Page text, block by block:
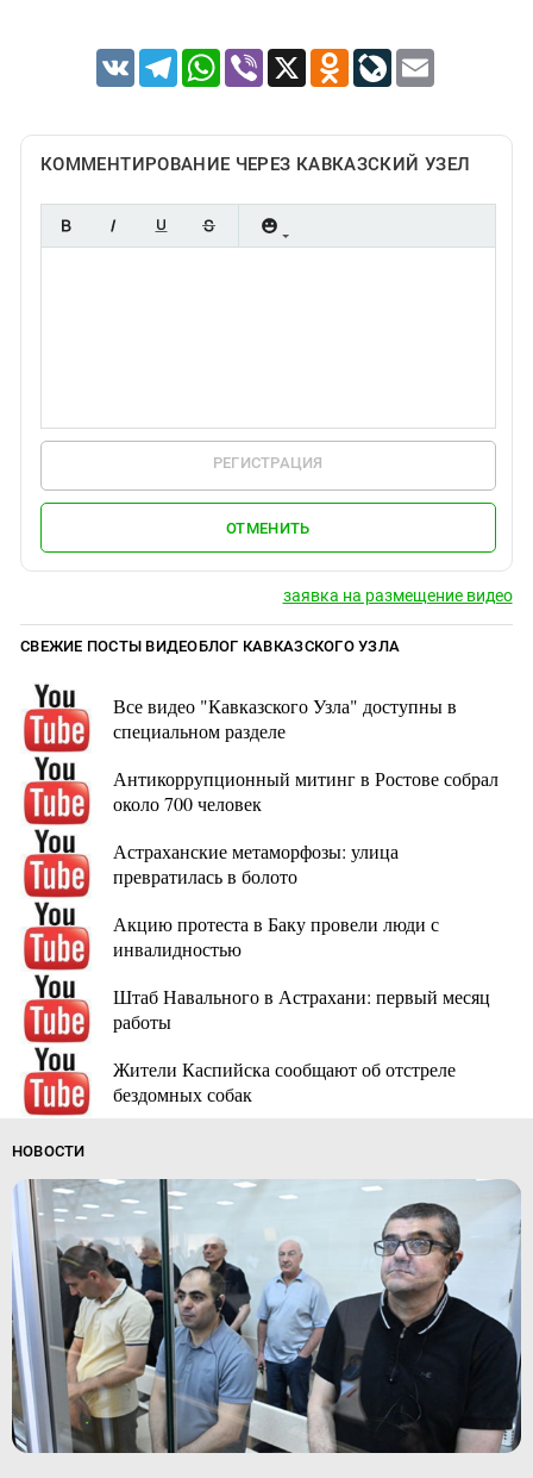
VK TelegramWhatsApp
Viber X Odnoklassniki
LiveJournal
Email
КОММЕНТИРОВАНИЕ ЧЕРЕЗ КАВКАЗСКИЙ УЗЕЛ
РЕГИСТРАЦИЯ
ОТМЕНИТЬ
заявка на размещение видео
СВЕЖИЕ ПОСТЫ ВИДЕОБЛОГ КАВКАЗСКОГО УЗЛА
Все видео "Кавказского Узла" доступны в
специальном разделе
Антикоррупционный митинг в Ростове собрал
около 700 человек
Астраханские метаморфозы: улица
превратилась в болото
Акцию протеста в Баку провели люди с
инвалидностью
Штаб Навального в Астрахани: первый месяц
работы
Жители Каспийска сообщают об отстреле
бездомных собак
НОВОСТИ